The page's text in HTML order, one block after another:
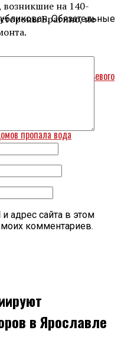
возникшие на 140-
Брагино, не
увеличила объем несырьевого
пропала вода
Обязательные
адрес сайта в этом
комментариев.
в Ярославле